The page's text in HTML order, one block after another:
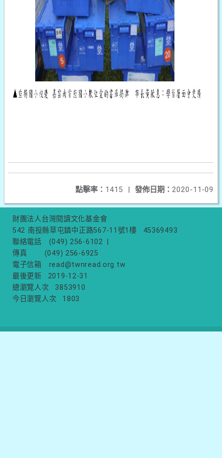
發佈日期： 2020-11-09
點擊率： 1415 |
財團法人台灣閱讀文化基金會
542 南投縣草屯鎮中正路567-11號1樓
45369493
聯絡電話
(049) 256-6102
傳真
(049) 256-6925
電子信箱
read@twnread.org.tw
最後更新
2019-12-31
總瀏覽人次
3853910
今日瀏覽人次
1803